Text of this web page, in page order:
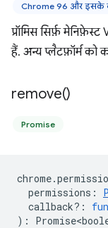
Chrome 96 और इसके
प्रॉमिस सिर्फ़
हैं. अन्य प्लैटफ़ॉर्म को
remove()
Promise
chrome.
permissions :
callback? :
) :